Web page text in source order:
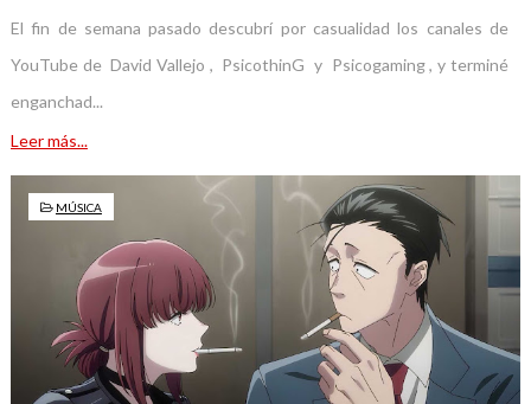
El fin de semana pasado descubrí por casualidad los canales de
YouTube de David Vallejo , PsicothinG y Psicogaming , y terminé
enganchad...
Leer más...
MÚSICA